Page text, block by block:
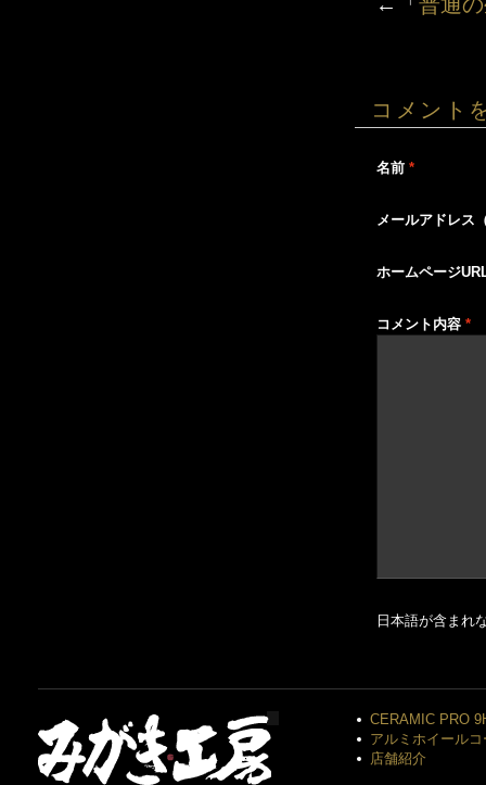
コメント
名前 *
メールアドレス
ホームページ
コメント内容 *
日本語が含まれ
CERAMIC PRO
アルミホイール
店舗紹介